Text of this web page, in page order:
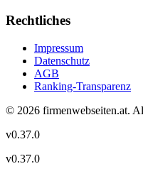
Rechtliches
Impressum
Datenschutz
AGB
Ranking-Transparenz
© 2026 firmenwebseiten.at.
v0.37.0
v0.37.0